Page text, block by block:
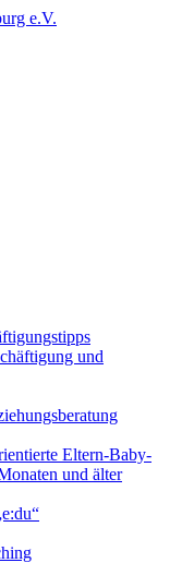
und
Eltern-Baby-
und älter